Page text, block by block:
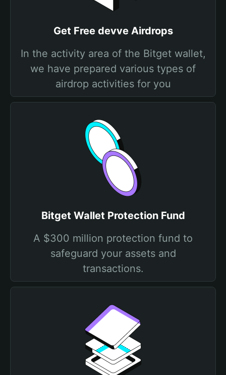
Get Free devve Airdrops
In the activity area of the Bitget wallet,
we have prepared various types of
airdrop activities for you
Bitget Wallet Protection Fund
A $300 million protection fund to
safeguard your assets and
transactions.